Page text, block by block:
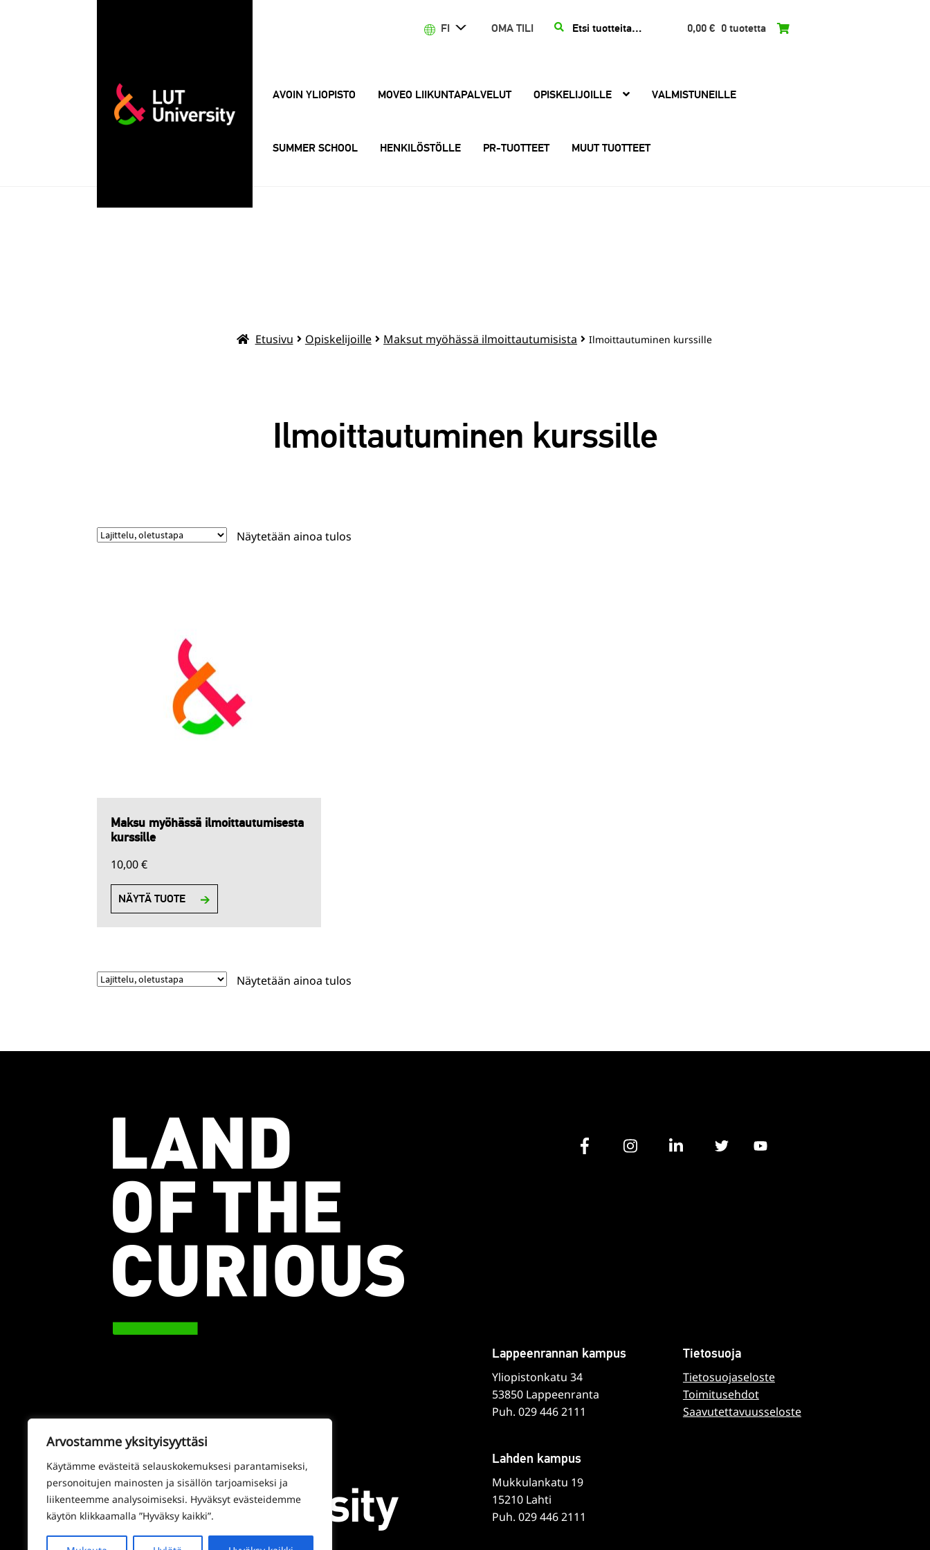
Arvostamme yksityisyyttäsi
Käytämme evästeitä selauskokemuksesi parantamiseksi,
personoitujen mainosten ja sisällön tarjoamiseksi ja
liikenteemme analysoimiseksi. Hyväksyt evästeidemme
käytön klikkaamalla ”Hyväksy kaikki”.
OMA TILI
FI 0,00 € 0 tuotetta
AVOIN YLIOPISTO MOVEO LIIKUNTAPALVELUT OPISKELIJOILLE VALMISTUNEILLE
SUMMER SCHOOL HENKILÖSTÖLLE PR-TUOTTEET MUUT TUOTTEET
Etusivu Opiskelijoille Maksut myöhässä ilmoittautumisista Ilmoittautuminen kurssille
Ilmoittautuminen kurssille
Näytetään ainoa tulos
Maksu myöhässä ilmoittautumisesta
kurssille
10,00€
NÄYTÄ TUOTE
Näytetään ainoa tulos
Lappeenrannan kampus
Yliopistonkatu 34
53850 Lappeenranta
Puh. 029 446 2111
Lahden kampus
Mukkulankatu 19
15210 Lahti
Puh. 029 446 2111
Tietosuoja
Tietosuojaseloste
Toimitusehdot
Saavutettavuusseloste